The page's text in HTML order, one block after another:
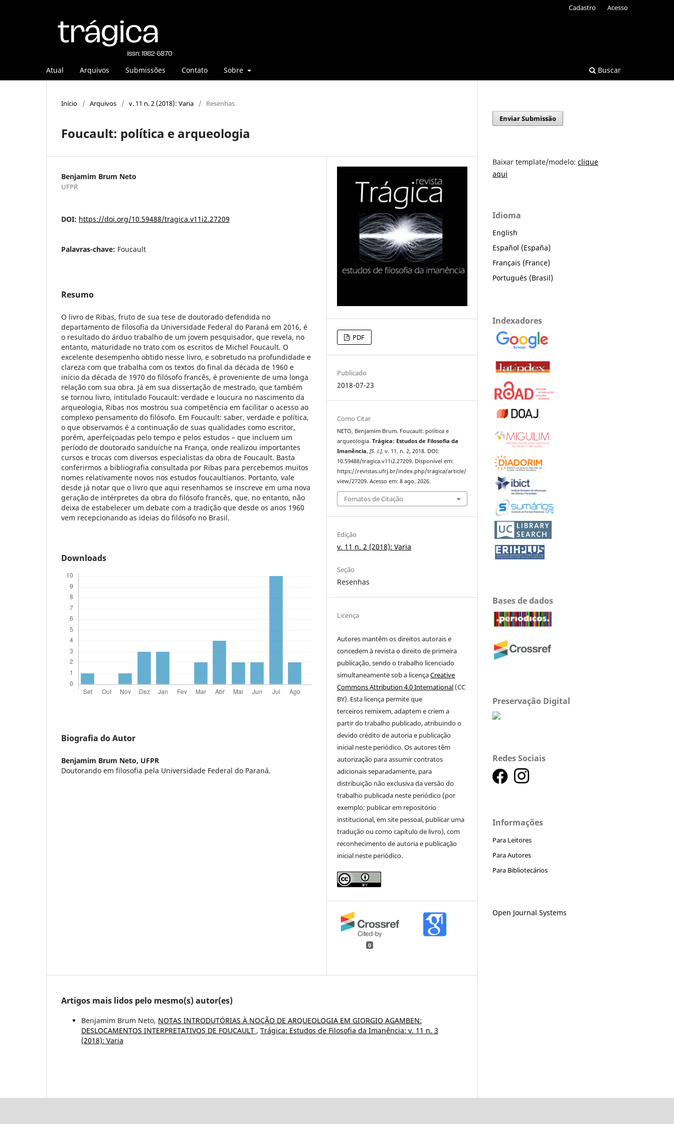
Atual Arquivos Submissões Contato Sobre Buscar
Cadastro Acesso
Início / Arquivos / v. 11 n. 2 (2018): Varia / Resenhas
Foucault: política e arqueologia
Benjamim Brum Neto
UFPR
DOI: https://doi.org/10.59488/tragica.v11i2.27209
Palavras-chave: Foucault
Resumo
O livro de Ribas, fruto de sua tese de doutorado defendida no
departamento de filosofia da Universidade Federal do Paraná em 2016, é
o resultado do árduo trabalho de um jovem pesquisador, que revela, no
entanto, maturidade no trato com os escritos de Michel Foucault. O
excelente desempenho obtido nesse livro, e sobretudo na profundidade e
clareza com que trabalha com os textos do final da década de 1960 e
início da década de 1970 do filósofo francês, é proveniente de uma longa
relação com sua obra. Já em sua dissertação de mestrado, que também
se tornou livro, intitulado Foucault: verdade e loucura no nascimento da
arqueologia, Ribas nos mostrou sua competência em facilitar o acesso ao
complexo pensamento do filósofo. Em Foucault: saber, verdade e política,
o que observamos é a continuação de suas qualidades como escritor,
porém, aperfeiçoadas pelo tempo e pelos estudos – que incluem um
período de doutorado sanduíche na França, onde realizou importantes
cursos e trocas com diversos especialistas da obra de Foucault. Basta
conferirmos a bibliografia consultada por Ribas para percebemos muitos
nomes relativamente novos nos estudos foucaultianos. Portanto, vale
desde já notar que o livro que aqui resenhamos se inscreve em uma nova
geração de intérpretes da obra do filósofo francês, que, no entanto, não
deixa de estabelecer um debate com a tradição que desde os anos 1960
vem recepcionando as ideias do filósofo no Brasil.
Downloads
Biografia do Autor
Benjamim Brum Neto, UFPR
Doutorando em filosofia pela Universidade Federal do Paraná.
PDF
Publicado
2018-07-23
Como Citar
NETO, Benjamim Brum. Foucault: política e
arqueologia.Trágica: Estudos de Filosofia da
Imanência,[S. l.], v. 11, n. 2, 2018. DOI:
10.59488/tragica.v11i2.27209. Disponível em:
https://revistas.ufrj.br/index.php/tragica/article/
view/27209. Acesso em: 8 ago. 2026.
Fomatos de Citação
Edição
v. 11 n. 2 (2018): Varia
Seção
Resenhas
Licença
Autores mantêm os direitos autorais e
concedem à revista o direito de primeira
publicação, sendo o trabalho licenciado
simultaneamente sob a licençaCreative
Commons Attribution 4.0 International (CC
BY). Esta licença permite que
terceiros remixem, adaptem e criem a
partir do trabalho publicado, atribuindo o
devido crédito de autoria e publicação
inicial neste periódico. Os autores têm
autorização para assumir contratos
adicionais separadamente, para
distribuição não exclusiva da versão do
trabalho publicada neste periódico (por
exemplo: publicar em repositório
institucional, em site pessoal, publicar uma
tradução ou como capítulo de livro), com
reconhecimento de autoria e publicação
inicial neste periódico.
0
Artigos mais lidos pelo mesmo(s) autor(es)
Benjamim Brum Neto, NOTAS INTRODUTÓRIAS À NOÇÃO DE ARQUEOLOGIA EM GIORGIO AGAMBEN:
DESLOCAMENTOS INTERPRETATIVOS DE FOUCAULT , Trágica: Estudos de Filosofia da Imanência: v. 11 n. 3
(2018): Varia
Enviar Submissão
Baixar template/modelo: clique
aqui
Idioma
English
Español (España)
Français (France)
Português (Brasil)
Indexadores
Bases de dados
Preservação Digital
Redes Sociais
Informações
Para Leitores
Para Autores
Para Bibliotecários
Open Journal Systems